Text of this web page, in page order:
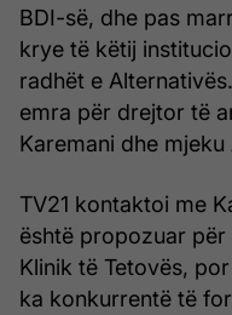
BDI-së, dhe pas
krye të këtij
radhët e
emra për drejtor të
Karemani dhe mjeku
TV21 kontaktoi me
është propozuar për
Klinik të Tetovës,
ka konkurrentë të